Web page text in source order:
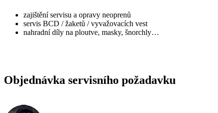
zajištění servisu a opravy neoprenů
servis BCD / žaketů / vyvažovacích vest
nahradní díly na ploutve, masky, šnorchly…
Objednávka servisního požadavku